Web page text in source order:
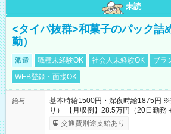
未読
<タイパ抜群>和菓子のパック詰
勤）
派遣 職種未経験OK 社会人未経験OK
ブラ
WEB登録・面接OK
給与
基本時給1500円・深夜時給1875円
り） 【月収例】28.5万円（20日勤務
合）交通費別途支給あり